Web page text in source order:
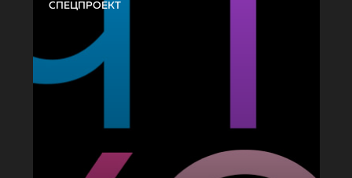
СПЕЦПРОЕКТ